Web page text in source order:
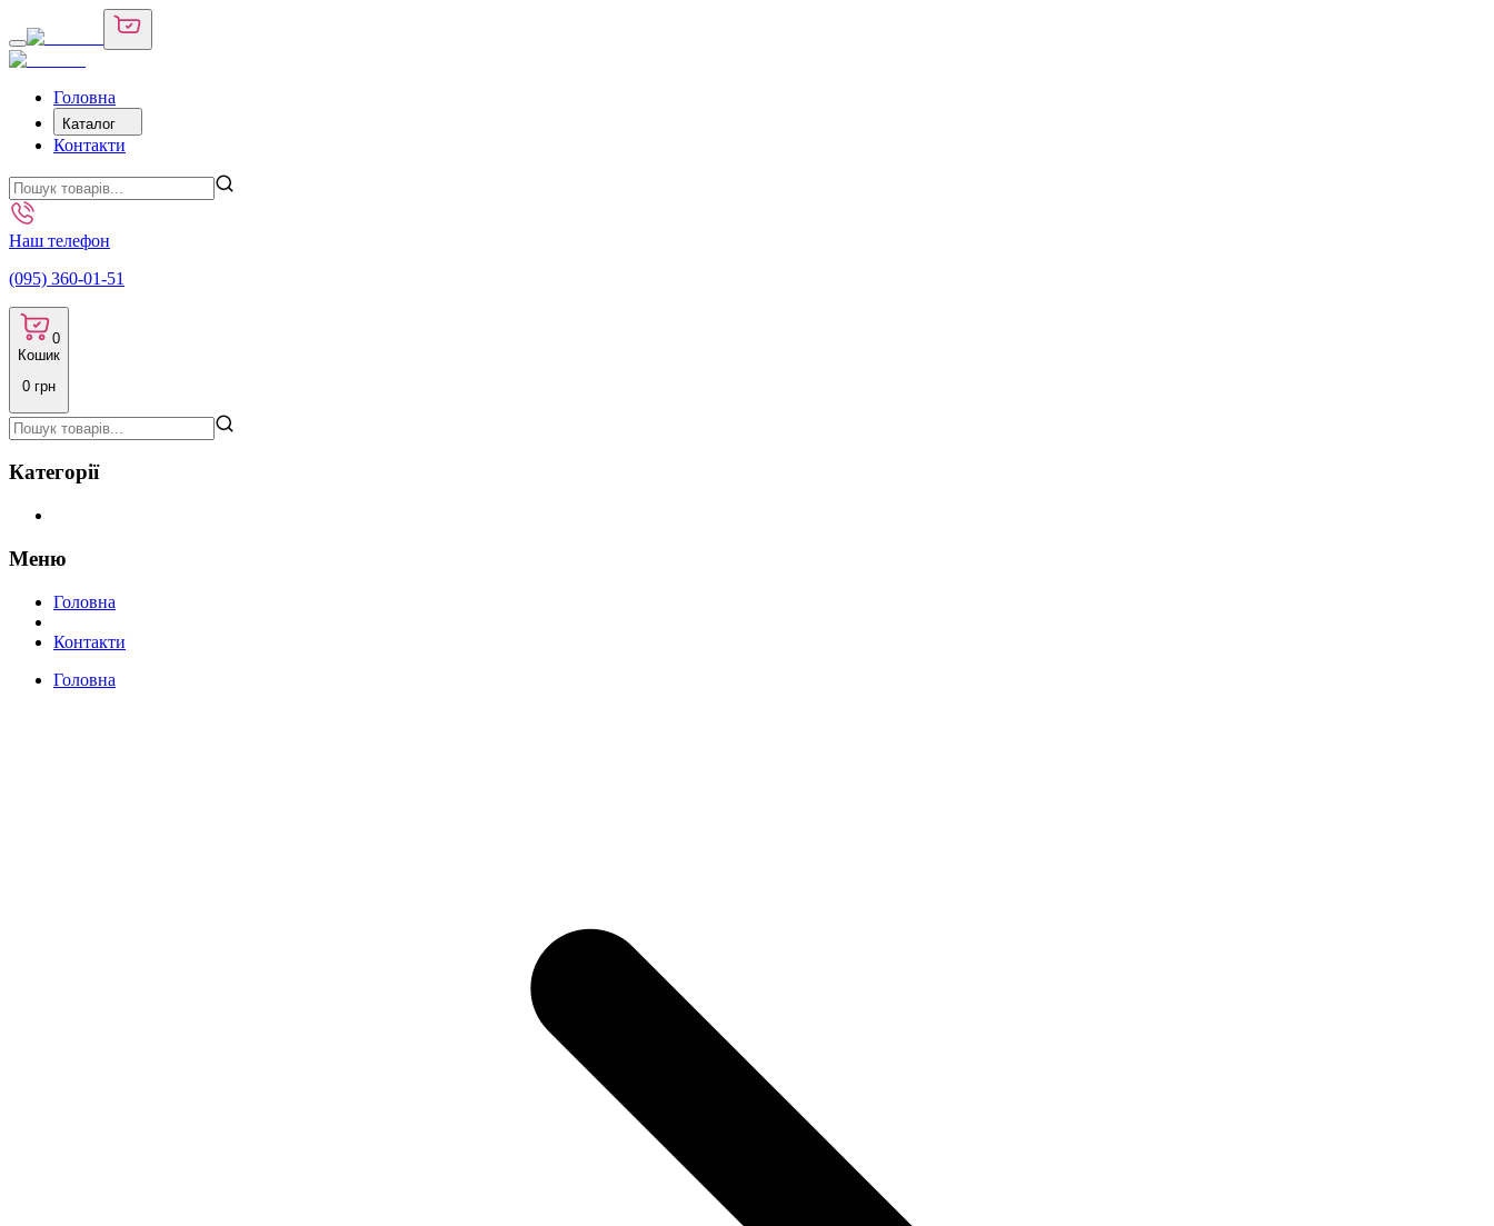
Головна
Каталог
Контакти
Наш телефон
(095) 360-01-51
0
Кошик
0 грн
Категорії
Меню
Головна
Контакти
Головна